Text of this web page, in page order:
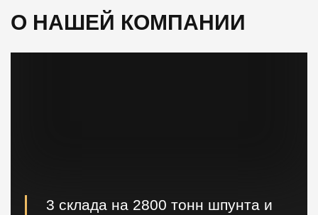
О НАШЕЙ КОМПАНИИ
3 склада на 2800 тонн шпунта и